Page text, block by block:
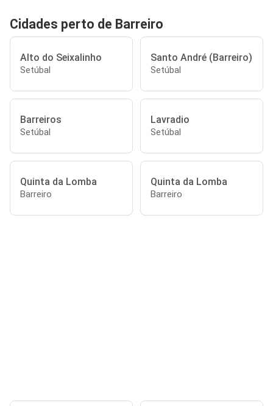
Cidades perto de Barreiro
Alto do Seixalinho
Setúbal
Santo André (Barreiro)
Setúbal
Barreiros
Setúbal
Lavradio
Setúbal
Quinta da Lomba
Barreiro
Quinta da Lomba
Barreiro